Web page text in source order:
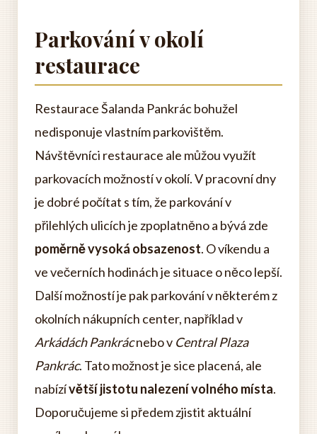
Parkování v okolí
restaurace
Restaurace Šalanda Pankrác bohužel
nedisponuje vlastním parkovištěm.
Návštěvníci restaurace ale můžou využít
parkovacích možností v okolí. V pracovní dny
je dobré počítat s tím, že parkování v
přilehlých ulicích je zpoplatněno a bývá zde
poměrně vysoká obsazenost. O víkendu a
ve večerních hodinách je situace o něco lepší.
Další možností je pak parkování v některém z
okolních nákupních center, například v
Arkádách Pankrácnebo v Central Plaza
Pankrác. Tato možnost je sice placená, ale
nabízívětší jistotu nalezení volného místa.
Doporučujeme si předem zjistit aktuální